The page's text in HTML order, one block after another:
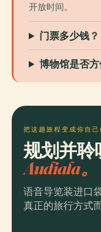
开放时间。
门票多少钱？
博物馆是否
把这趟旅程变成你自己
规划并
Audiala。
语音导览装进口
真正的旅行方式而